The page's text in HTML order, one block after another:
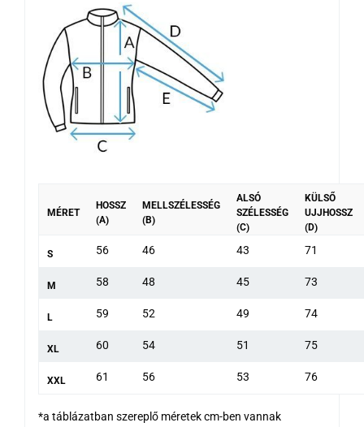
MÉRET
HOSSZ
(A)
MELLSZÉLESSÉG
(B)
ALSÓ
SZÉLESSÉG
(C)
KÜLSŐ
UJJHOSSZ
(D)
S 56 46 43 71
M 58 48 45 73
L 59 52 49 74
XL 60 54 51 75
XXL 61 56 53 76
*a táblázatban szereplő méretek cm-ben vannak